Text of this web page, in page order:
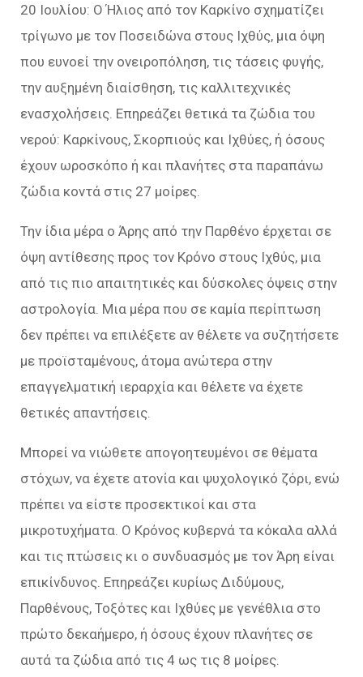
20 Ιουλίου: Ο Ήλιος από τον Καρκίνο σχηματίζει
τρίγωνο με τον Ποσειδώνα στους Ιχθύς, μια όψη
που ευνοεί την ονειροπόληση, τις τάσεις φυγής,
την αυξημένη διαίσθηση, τις καλλιτεχνικές
ενασχολήσεις. Επηρεάζει θετικά τα ζώδια του
νερού: Καρκίνους, Σκορπιούς και Ιχθύες, ή όσους
έχουν ωροσκόπο ή και πλανήτες στα παραπάνω
ζώδια κοντά στις 27 μοίρες.
Την ίδια μέρα ο Άρης από την Παρθένο έρχεται σε
όψη αντίθεσης προς τον Κρόνο στους Ιχθύς, μια
από τις πιο απαιτητικές και δύσκολες όψεις στην
αστρολογία. Μια μέρα που σε καμία περίπτωση
δεν πρέπει να επιλέξετε αν θέλετε να συζητήσετε
με προϊσταμένους, άτομα ανώτερα στην
επαγγελματική ιεραρχία και θέλετε να έχετε
θετικές απαντήσεις.
Μπορεί να νιώθετε απογοητευμένοι σε θέματα
στόχων, να έχετε ατονία και ψυχολογικό ζόρι, ενώ
πρέπει να είστε προσεκτικοί και στα
μικροτυχήματα. Ο Κρόνος κυβερνά τα κόκαλα αλλά
και τις πτώσεις κι ο συνδυασμός με τον Άρη είναι
επικίνδυνος. Επηρεάζει κυρίως Διδύμους,
Παρθένους, Τοξότες και Ιχθύες με γενέθλια στο
πρώτο δεκαήμερο, ή όσους έχουν πλανήτες σε
αυτά τα ζώδια από τις 4 ως τις 8 μοίρες.